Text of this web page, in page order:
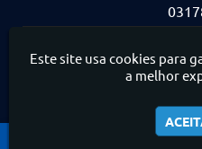
Este site usa cookies para
a melhor